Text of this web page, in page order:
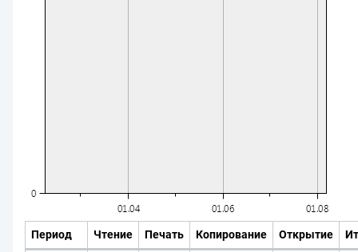
Период Чтение Печать Копирование Открытие